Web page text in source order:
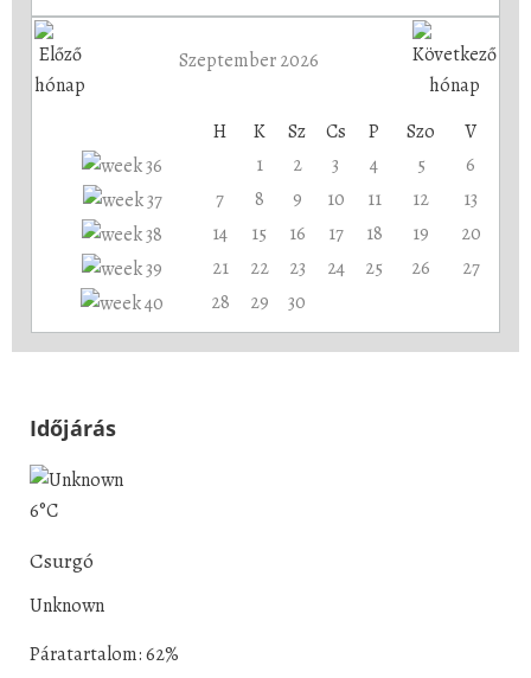
Szeptember 2026
H K Sz Cs P Szo
V
1
2 3 4 5
6
7
8 9 10 11 12
13
14
15 16 17 18 19
20
21
22 23 24 25 26
27
28
29 30
Időjárás
6°C
Csurgó
Unknown
Páratartalom: 62%